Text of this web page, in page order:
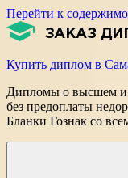
Перейти к
Купить диплом в
Дипломы о высшем и
без предоплаты
Бланки Гознак со